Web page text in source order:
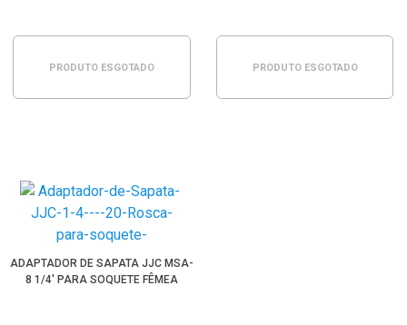
PRODUTO ESGOTADO PRODUTO ESGOTADO
ADAPTADOR DE SAPATA JJC MSA-
8 1/4' PARA SOQUETE FÊMEA